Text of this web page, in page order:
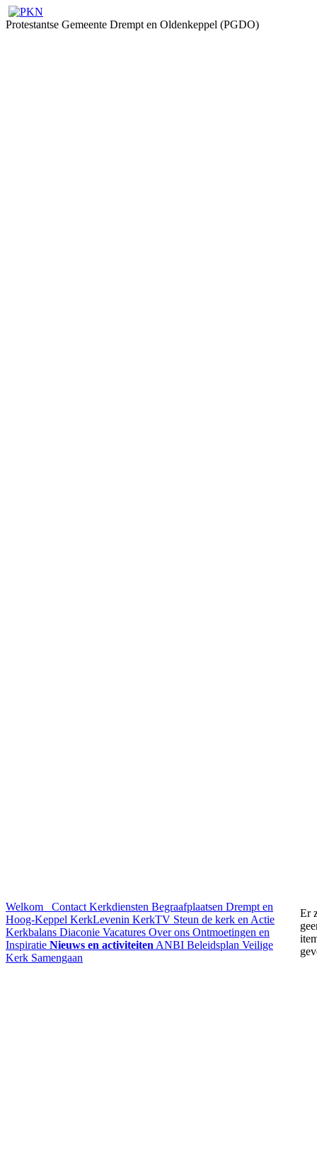
Protestantse Gemeente Drempt en Oldenkeppel (PGDO)
Welkom Contact Kerkdiensten Begraafplaatsen Drempt en
Hoog-Keppel KerkLevenin KerkTV Steun de kerk en Actie
Kerkbalans Diaconie Vacatures Over ons Ontmoetingen en
Inspiratie Nieuws en activiteiten ANBI Beleidsplan Veilige
Kerk Samengaan
Er